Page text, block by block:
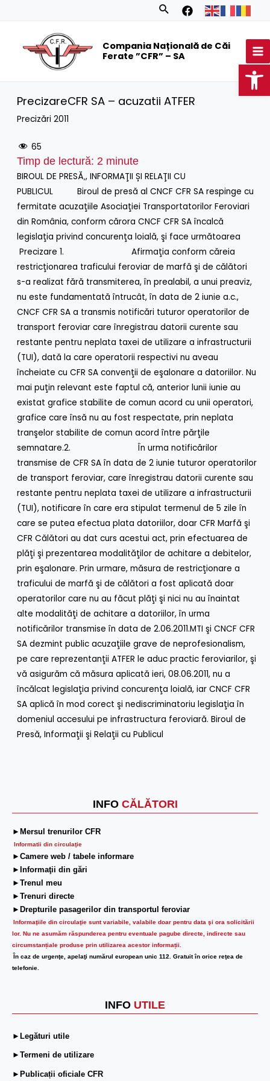
Search
Compania Națională de Căi
Ferate ”CFR” – SA
INFO CĂLĂTORI
►Mersul trenurilor CFR
Informatii din circulaţie
►Camere web / tabele informare
►Informaţii din gări
►Trenul meu
►Trenuri directe
►Drepturile pasagerilor din transportul feroviar
Informaţiile din circulaţie sunt variabile, valabile doar pentru data şi ora solicitării
lor. Nu ne asumăm răspunderea pentru eventuale pagube directe, indirecte sau
circumstanțiale produse prin utilizarea acestor informații.
În caz de urgenţe, apelaţi numărul european unic 112. Gratuit în orice reţea de
telefonie.
INFO UTILE
►Legături utile
►Termeni de utilizare
►Publicații oficiale CFR
PrecizareCFR SA – acuzatii ATFER
Precizări 2011
65
Timp de lectură: 2 minute
BIROUL DE PRESĂ‚, INFORMAŢII ȘI RELAŢII CU
PUBLICUL
Biroul de presă al CNCF CFR SA respinge cu
fermitate acuzaţiile Asociaţiei Transportatorilor Feroviari
din România, conform cărora CNCF CFR SA încalcă
legislaţia privind concurenţa loială, şi face următoarea
Precizare1.Afirmaţia conform căreia
restricţionarea traficului feroviar de marfă şi de călători
s-a realizat fără transmiterea, în prealabil, a unui preaviz,
nu este fundamentată întrucât, îndata de 2 iunie a.c.,
CNCF CFR SA a transmis notificări tuturor operatorilor de
transport feroviar care înregistrau datorii curente sau
restante pentru neplata taxei de utilizare a infrastructurii
(TUI), dată la care operatorii respectivi nu aveau
încheiate cu CFR SA convenţii de eşalonare a datoriilor. Nu
mai puţin relevant este faptul că, anterior lunii iunie au
existat grafice stabilite de comun acord cu unii operatori,
grafice care însă nu au fost respectate, prin neplata
tranşelor stabilite de comun acord între părţile
semnatare.2.În urma notificărilor
transmise de CFR SA în data de 2 iunie tuturor operatorilor
de transport feroviar, care înregistrau datorii curente sau
restante pentru neplata taxei de utilizare a infrastructurii
(TUI), notificare în care era stipulat termenul de 5 zile în
care se putea efectua plata datoriilor, doarCFR Marfă şi
CFR Călători au dat curs acestui act, prin efectuarea de
plăţi şi prezentarea modalităţilor de achitare a debitelor,
prin eşalonare. Prin urmare, măsura de restricţionare a
traficului de marfă şi de călători a fost aplicată doar
operatorilor care nu au făcut plăţi şi nici nu au înaintat
alte modalităţi de achitare a datoriilor, în urma
notificărilor transmise în data de 2.06.2011.MTI şi CNCF CFR
SA dezmint public acuzaţiile grave de neprofesionalism,
pe care reprezentanţii ATFER le aduc practic feroviarilor, şi
vă asigurăm că măsura aplicată ieri, 08.06.2011, nu a
încălcat legislaţia privind concurenţa loială, iar CNCF CFR
SA aplică în mod corect şi nediscriminatoriu legislaţia în
domeniul accesului pe infrastructura feroviară. Biroul de
Presă, Informaţii şi Relaţii cu Publicul